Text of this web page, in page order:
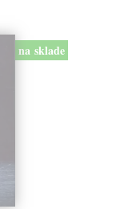
na sklade